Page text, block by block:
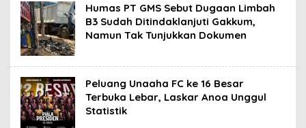
Humas PT GMS Sebut Dugaan Limbah
B3 Sudah Ditindaklanjuti Gakkum,
Namun Tak Tunjukkan Dokumen
Peluang Unaaha FC ke 16 Besar
Terbuka Lebar, Laskar Anoa Unggul
Statistik